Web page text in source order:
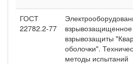
ГОСТ
22782.2-77
взрывозащиты
оболочки".
методы испытаний